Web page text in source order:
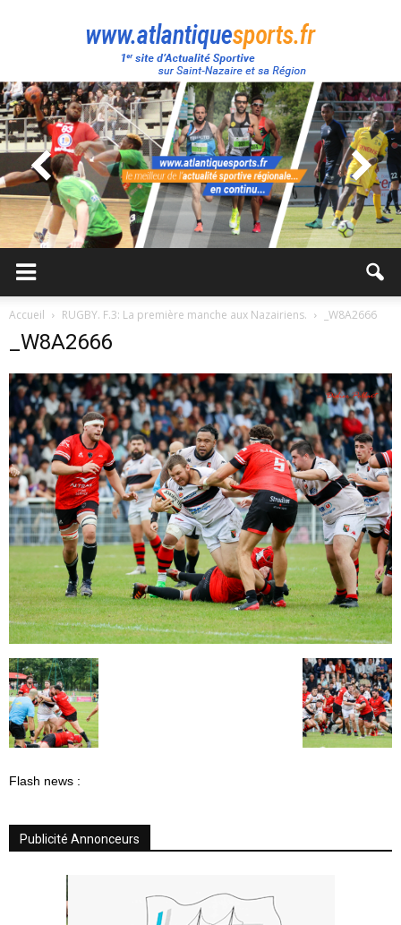
Atlantique
Sport
Accueil RUGBY. F.3: La première manche aux Nazairiens. _W8A2666
_W8A2666
Flash news :
Publicité Annonceurs